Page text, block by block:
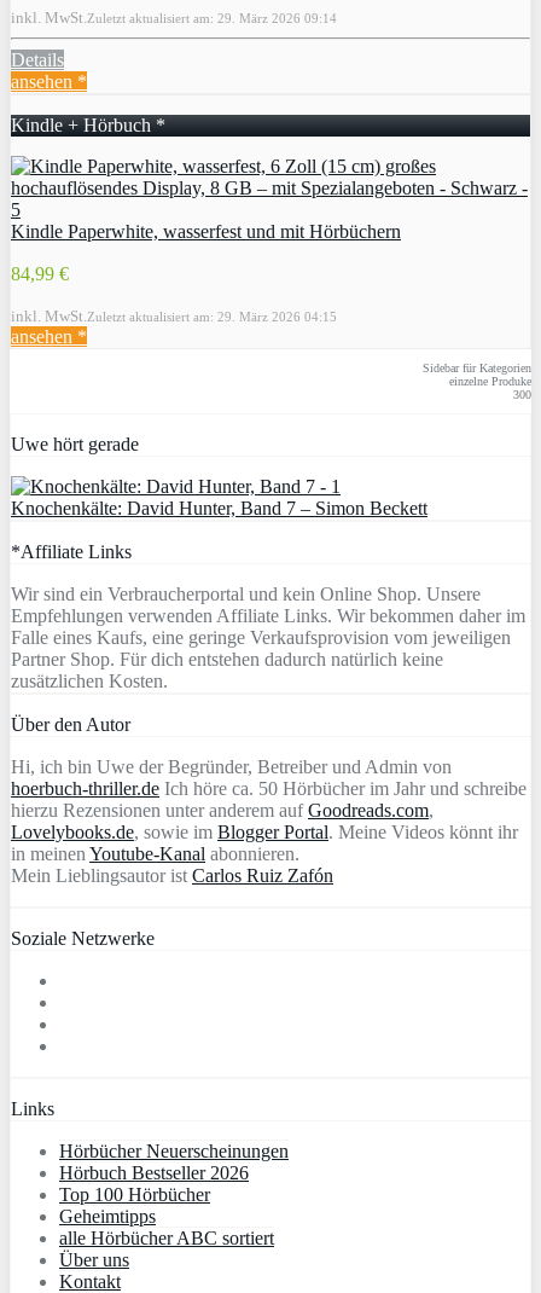
inkl. MwSt. Zuletzt aktualisiert am: 29. März 2026 09:14
Details
ansehen *
Kindle + Hörbuch *
Kindle Paperwhite, wasserfest und mit Hörbüchern
84,99 €
inkl. MwSt. Zuletzt aktualisiert am: 29. März 2026 04:15
ansehen *
Sidebar für Kategorien
einzelne Produke
300
Uwe hört gerade
Knochenkälte: David Hunter, Band 7 – Simon Beckett
*Affiliate Links
Wir sind ein Verbraucherportal und kein Online Shop. Unsere
Empfehlungen verwenden Affiliate Links. Wir bekommen daher im
Falle eines Kaufs, eine geringe Verkaufsprovision vom jeweiligen
Partner Shop. Für dich entstehen dadurch natürlich keine
zusätzlichen Kosten.
Über den Autor
Hi, ich bin Uwe der Begründer, Betreiber und Admin von
hoerbuch-thriller.de Ich höre ca. 50 Hörbücher im Jahr und schreibe
hierzu Rezensionen unter anderem aufGoodreads.com,
Lovelybooks.de, sowie im Blogger Portal. Meine Videos könnt ihr
in meinen Youtube-Kanal abonnieren.
Mein Lieblingsautor ist Carlos Ruiz Zafón
Soziale Netzwerke
Links
Hörbücher Neuerscheinungen
Hörbuch Bestseller 2026
Top 100 Hörbücher
Geheimtipps
alle Hörbücher ABC sortiert
Über uns
Kontakt